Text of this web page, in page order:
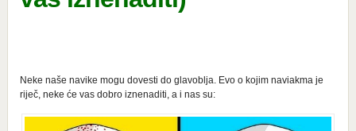
Neke naše navike mogu dovesti do glavoblja. Evo o kojim naviakma je
riječ, neke će vas dobro iznenaditi, a i nas su: